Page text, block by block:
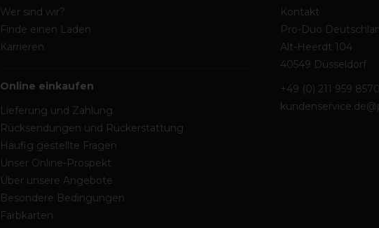
Wer sind wir?
Finde einen Laden
Karrieren
Online einkaufen
Lieferung und Zahlung
Rücksendungen und Rückerstattung
Häufig gestellte Fragen
Unser Online-Prospekt
Über unsere Angebote
Besondere Bedingungen
Farbkarten
Kontakt
Pro-Duo
Alt-Heerdt 104
40549 Düsseldorf
+49 (0) 211 959